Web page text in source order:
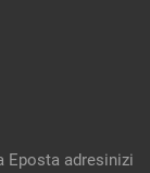
Eposta adresinizi